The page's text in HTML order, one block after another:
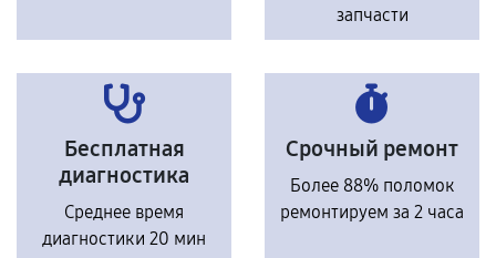
запчасти
Бесплатная
диагностика
Среднее время
диагностики 20 мин
Срочный ремонт
Более 88% поломок
ремонтируем за 2 часа